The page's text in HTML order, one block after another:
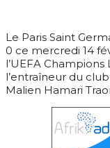
Le Paris Saint
0 ce mercredi 14
l’UEFA
l’entraîneur du
Malien Hamari